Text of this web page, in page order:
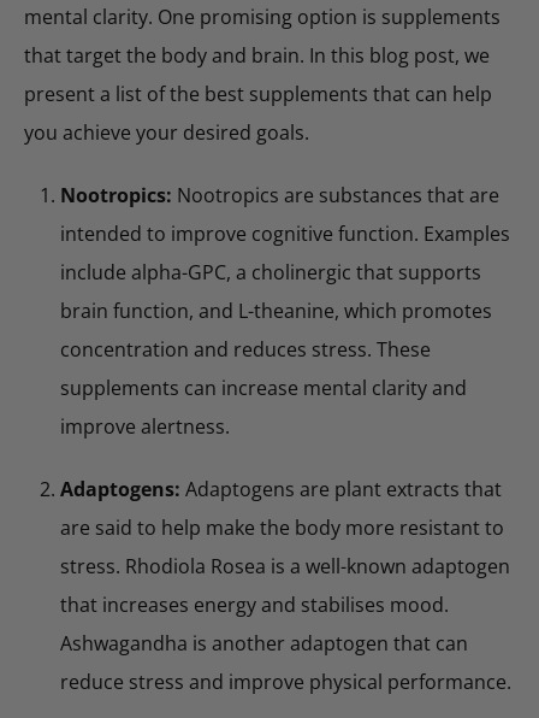
mental clarity. One promising option is supplements
that target the body and brain. In this blog post, we
present a list of the best supplements that can help
you achieve your desired goals.
Nootropics: Nootropics are substances that are
intended to improve cognitive function. Examples
include alpha-GPC, a cholinergic that supports
brain function, and L-theanine, which promotes
concentration and reduces stress. These
supplements can increase mental clarity and
improve alertness.
Adaptogens: Adaptogens are plant extracts that
are said to help make the body more resistant to
stress. Rhodiola Rosea is a well-known adaptogen
that increases energy and stabilises mood.
Ashwagandha is another adaptogen that can
reduce stress and improve physical performance.